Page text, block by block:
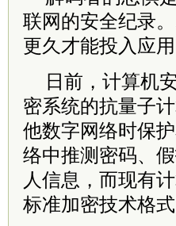
联网的安全纪录
更久才能投入应
日前，计算机
密系统的抗量子
他数字网络时保
络中推测密码、
人信息，而现有
标准加密技术格式